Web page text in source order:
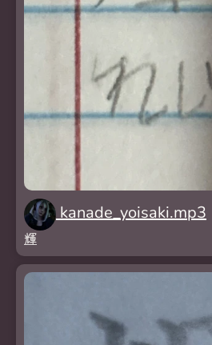
kanade_yoisaki.mp3
輝